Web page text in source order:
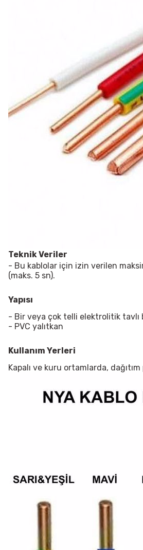
Teknik Veriler
- Bu kablolar için izin verilen
(maks. 5 sn).
Yapısı
- Bir veya çok telli elektrolitik tavlı
- PVC yalıtkan
Kullanım Yerleri
Kapalı ve kuru ortamlarda,